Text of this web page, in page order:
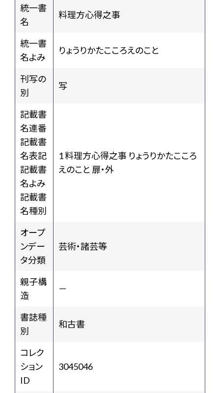
統一書
名
料理方心得之事
統一書
名よみ
りょうりかたこころえのこと
刊写の
別
写
記載書
名連番
記載書
名表記
記載書
名よみ
記載書
名種別
1 料理方心得之事 りょうりかたこころ
えのこと 扉・外
オープ
ンデー
タ分類
芸術・諸芸等
親子構
造
－
書誌種
別
和古書
コレク
ション
ID
3045046